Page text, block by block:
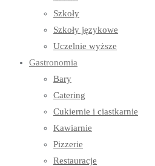
Szkoły
Szkoły językowe
Uczelnie wyższe
Gastronomia
Bary
Catering
Cukiernie i ciastkarnie
Kawiarnie
Pizzerie
Restauracje